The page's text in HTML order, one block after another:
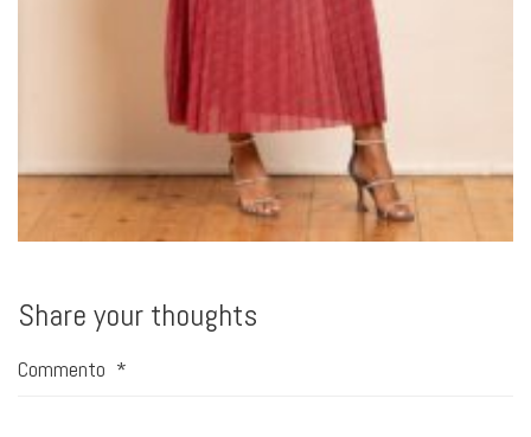
Share your thoughts
Commento *